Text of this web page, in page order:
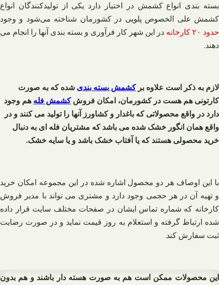
بسته بندی انواع کشمش در اختیار دارد یکی از تولیدکنندگان انواع
کشمش علی الخصوص پلویی در کشورمان شناخته می‌شود و وجود
حدود ۲۰ کارخانه
در این شهر کار فرآوری و بسته بندی آنها را انجام می‌
دهند.
لازم به ذکر است علاوه برکشمش بسته بندی شده که به صورت
کارتونی هم هست در کشورمان، امکان فروشکشمش فله هم وجود
دارد در واقع محصولاتی که باغدار و کشاورز آنها را تولید می‌ کنند و در
واقع همان انگور خشک شده می باشد که مشتریان فله ای به دنبال
خرید محصولی هستند که یا آفتاب خشک باشد و یا سایه خشک.
با این اوصاف هر دو محصول اشاره شده در این مجموعه امکان خرید
و تهیه آن در هر حجمی وجود دارد و مشتری می تواند با مدیر فروش
کارخانه که شماره تماس ایشان در صفحات مختلف سایت قرار داده
شده ارتباط گرفته و استعلام به روز قیمت نماید و در صورت رضایت
ثبت سفارش کند.
این محصولات ممکن است هم به صورت هسته دار باشند و هم بدون